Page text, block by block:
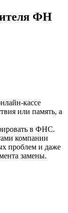
ФН
кассе
или память, а
в ФНС.
компании
проблем и даже
замены.